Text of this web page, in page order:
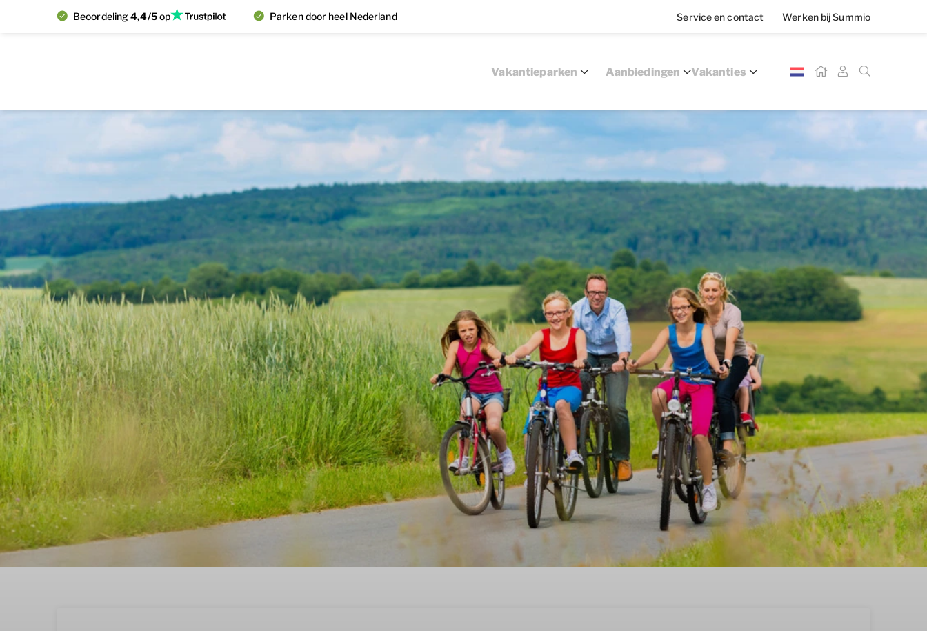
Beoordeling4,4/5op Parken door heel Nederland Service en contact Werken bij Summio
Vakantieparken Aanbiedingen Vakanties